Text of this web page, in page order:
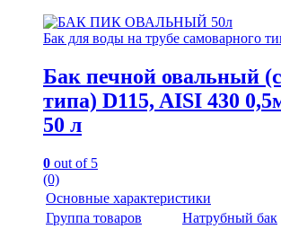
Бак для воды на трубе самоварного
Бак печной овальный
типа) D115, AISI 430
50 л
0 out of 5
(0)
Основные характеристики
Группа товаров
Натрубный бак